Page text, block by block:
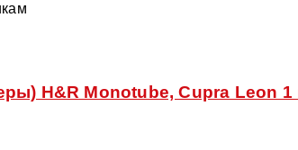
H&R Monotube, Cupra Leon